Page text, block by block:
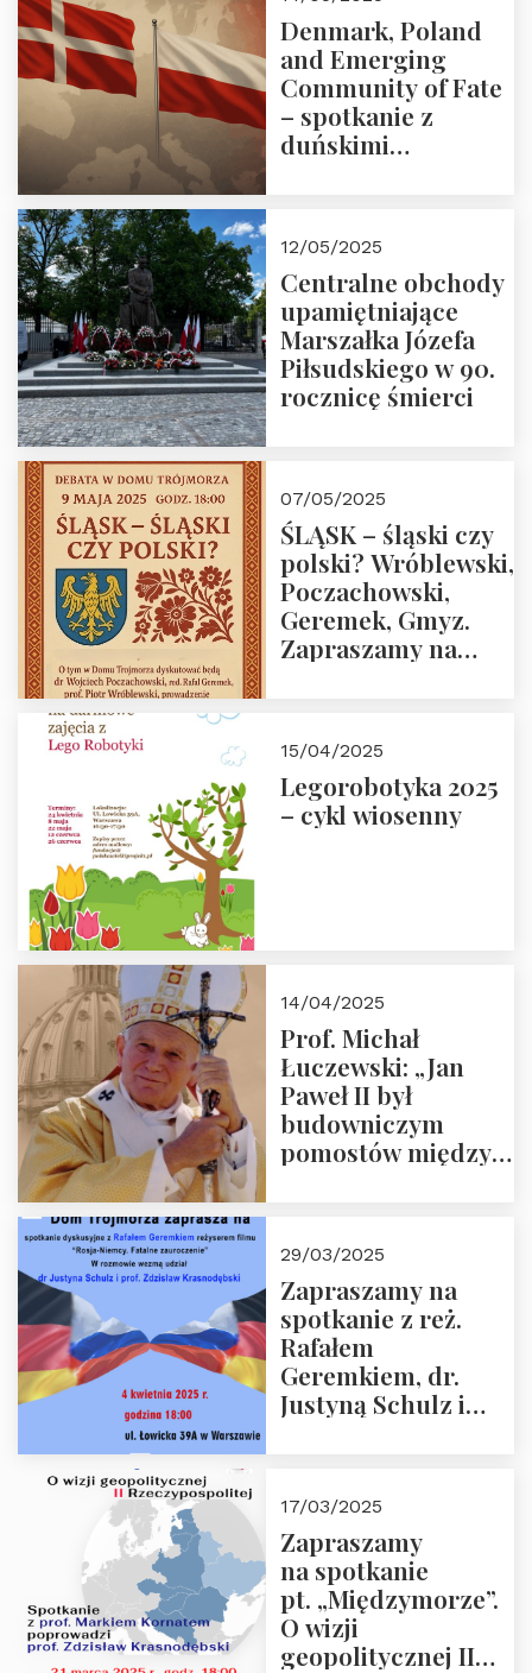
Denmark, Poland
and Emerging
Community of Fate
– spotkanie z
duńskimi
12/05/2025
Centralne obchody
upamiętniające
Marszałka Józefa
Piłsudskiego w 90.
rocznicę śmierci
07/05/2025
ŚLĄSK – śląski czy
polski? Wróblewski,
Poczachowski,
Geremek, Gmyz.
Zapraszamy na
Trójmorza.
15/04/2025
Legorobotyka 2025
– cykl wiosenny
14/04/2025
Prof. Michał
Łuczewski: „Jan
Paweł II był
budowniczym
pomostów między
29/03/2025
Zapraszamy na
spotkanie z reż.
Rafałem
Geremkiem, dr.
Justyną Schulz i
“Rosja-Niemcy…”
17/03/2025
Zapraszamy
na spotkanie
pt. „Międzymorze”.
O wizji
geopolitycznej II